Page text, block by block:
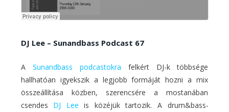
DJ Lee – Sunandbass Podcast 67
A Sunandbass podcastokra felkért DJ-k többsége
hallhatóan igyekszik a legjobb formáját hozni a mix
összeállítása közben, szerencsére a mostanában
csendes DJ Lee is közéjük tartozik. A drum&bass-